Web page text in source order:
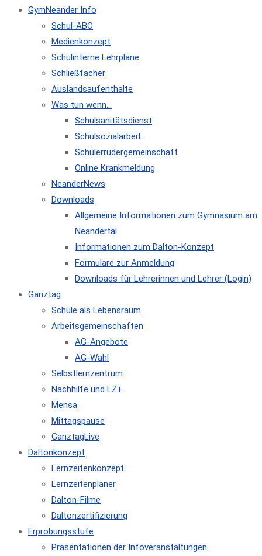
GymNeander Info
Schul-ABC
Medienkonzept
Schulinterne Lehrpläne
Schließfächer
Auslandsaufenthalte
Was tun wenn…
Schulsanitätsdienst
Schulsozialarbeit
Schülerrudergemeinschaft
Online Krankmeldung
NeanderNews
Downloads
Allgemeine Informationen zum Gymnasium am
Neandertal
Informationen zum Dalton-Konzept
Formulare zur Anmeldung
Downloads für Lehrerinnen und Lehrer (Login)
Ganztag
Schule als Lebensraum
Arbeitsgemeinschaften
AG-Angebote
AG-Wahl
Selbstlernzentrum
Nachhilfe und LZ+
Mensa
Mittagspause
GanztagLive
Daltonkonzept
Lernzeitenkonzept
Lernzeitenplaner
Dalton-Filme
Daltonzertifizierung
Erprobungsstufe
Präsentationen der Infoveranstaltungen